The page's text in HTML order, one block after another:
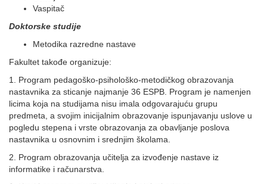
Vaspitač
Doktorske studije
Metodika razredne nastave
Fakultet takođe organizuje:
1. Program pedagoško-psihološko-metodičkog obrazovanja
nastavnika za sticanje najmanje 36 ESPB. Program je namenjen
licima koja na studijama nisu imala odgovarajuću grupu
predmeta, a svojim inicijalnim obrazovanje ispunjavanju uslove u
pogledu stepena i vrste obrazovanja za obavljanje poslova
nastavnika u osnovnim i srednjim školama.
2. Program obrazovanja učitelja za izvođenje nastave iz
informatike i računarstva.